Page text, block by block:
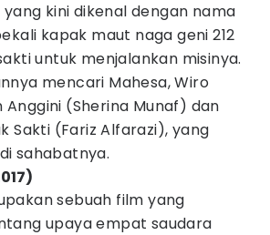
kini dikenal dengan nama
kapak maut naga geni 212
untuk menjalankan misinya.
mencari Mahesa, Wiro
(Sherina Munaf) dan
Sakti (Fariz Alfarazi), yang
sahabatnya.
sebuah film yang
upaya empat saudara